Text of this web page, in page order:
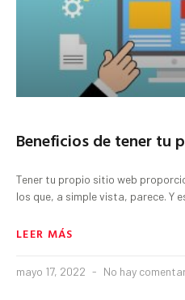
Beneficios de tener tu
Tener tu propio sitio web
los que, a simple vista, parece. Y
LEER MÁS
mayo 17, 2022 No hay